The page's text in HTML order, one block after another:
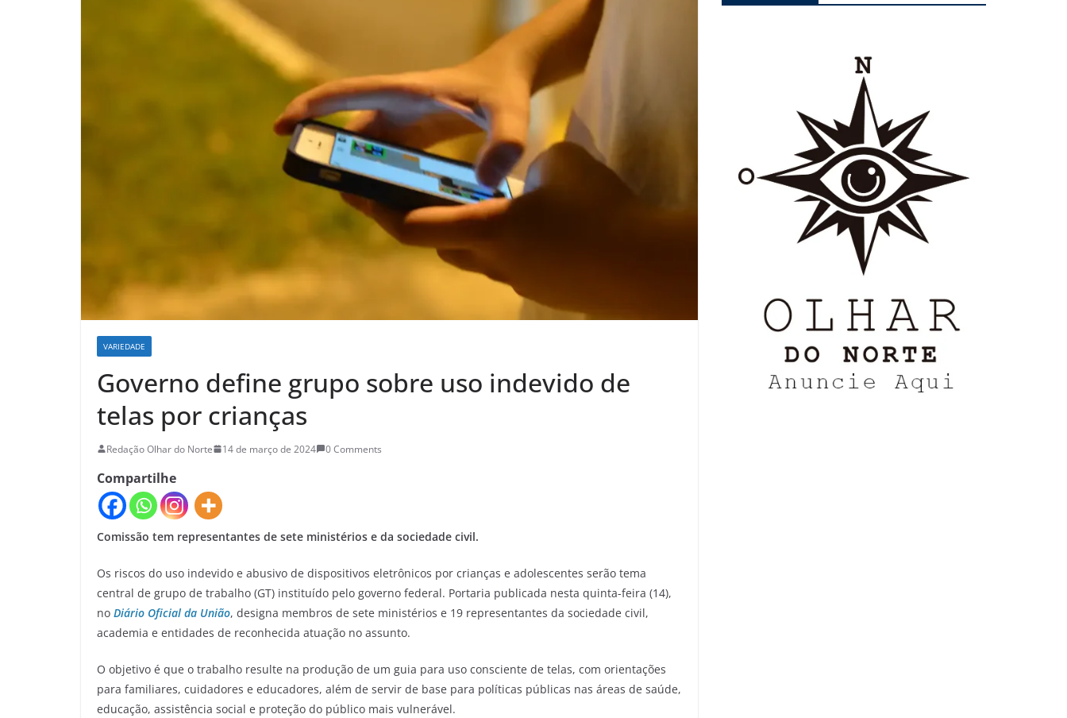
VARIEDADE
Governo define grupo sobre uso indevido de
telas por crianças
Redação Olhar do Norte 14 de março de 2024 0 Comments
Compartilhe
Comissão tem representantes de sete ministérios e da sociedade civil.
Os riscos do uso indevido e abusivo de dispositivos eletrônicos por crianças e adolescentes serão tema
central de grupo de trabalho (GT) instituído pelo governo federal. Portaria publicada nesta quinta-feira (14),
no Diário Oficial da União, designa membros de sete ministérios e 19 representantes da sociedade civil,
academia e entidades de reconhecida atuação no assunto.
O objetivo é que o trabalho resulte na produção de um guia para uso consciente de telas, com orientações
para familiares, cuidadores e educadores, além de servir de base para políticas públicas nas áreas de saúde,
educação, assistência social e proteção do público mais vulnerável.